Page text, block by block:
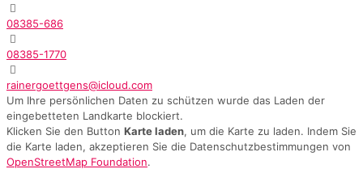
08385-686
08385-1770
rainergoettgens@icloud.com
Um Ihre persönlichen Daten zu schützen wurde das Laden der
eingebetteten Landkarte blockiert.
Klicken Sie den Button Karte laden, um die Karte zu laden. Indem Sie
die Karte laden, akzeptieren Sie die Datenschutzbestimmungen von
OpenStreetMap Foundation.